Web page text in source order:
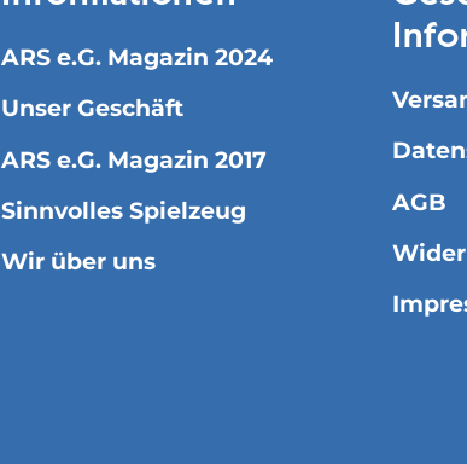
ARS e.G. Magazin 2024
Unser Geschäft
ARS e.G. Magazin 2017
Sinnvolles Spielzeug
Wir über uns
AGB